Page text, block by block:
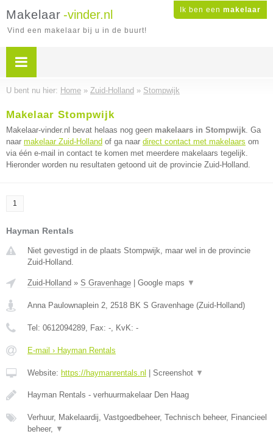
Ik ben een makelaar
Makelaar -vinder.nl
Vind een makelaar bij u in de buurt!
U bent nu hier: Home » Zuid-Holland » Stompwijk
Makelaar Stompwijk
Makelaar-vinder.nl bevat helaas nog geen makelaars in Stompwijk. Ga
naar makelaar Zuid-Holland of ga naar direct contact met makelaars om
via één e-mail in contact te komen met meerdere makelaars tegelijk.
Hieronder worden nu resultaten getoond uit de provincie Zuid-Holland.
1
Hayman Rentals
Niet gevestigd in de plaats Stompwijk, maar wel in de provincie
Zuid-Holland.
Zuid-Holland » S Gravenhage Google maps ▼
Anna Paulownaplein 2, 2518 BK S Gravenhage (Zuid-Holland)
Tel: 0612094289, Fax: -, KvK: -
E-mail › Hayman Rentals
Website: https://haymanrentals.nl Screenshot ▼
Hayman Rentals - verhuurmakelaar Den Haag
Verhuur, Makelaardij, Vastgoedbeheer, Technisch beheer, Financieel
beheer, ▼